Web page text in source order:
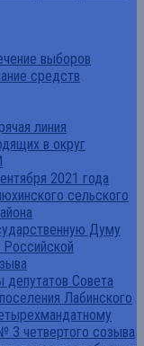
выборов
средств
линия
в округ
2021 года
сельского
Думу
Совета
Лабинского
3 четвертого созыва